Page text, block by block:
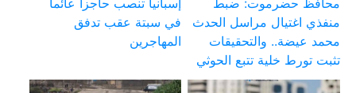
منفذي اغتيال مراسل الحدث
محمد عيضة.. والتحقيقات
تثبت تورط خلية تتبع الحوثي
في سبتة عقب تدفق
المهاجرين